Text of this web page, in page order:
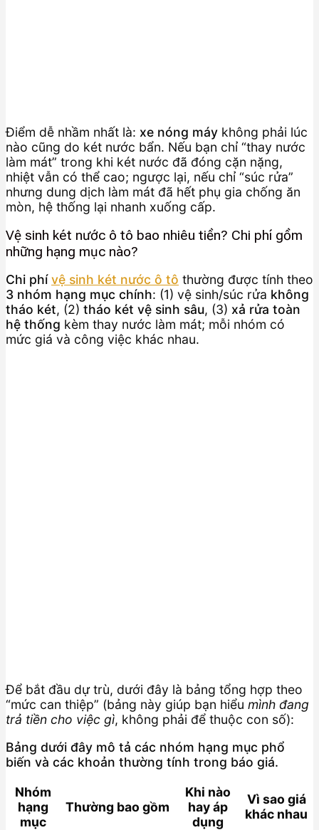
Điểm dễ nhầm nhất là: xe nóng máy không phải lúc
nào cũng do két nước bẩn. Nếu bạn chỉ “thay nước
làm mát” trong khi két nước đã đóng cặn nặng,
nhiệt vẫn có thể cao; ngược lại, nếu chỉ “súc rửa”
nhưng dung dịch làm mát đã hết phụ gia chống ăn
mòn, hệ thống lại nhanh xuống cấp.
Vệ sinh két nước ô tô bao nhiêu tiền? Chi phí gồm
những hạng mục nào?
Chi phívệ sinh két nước ô tô thường được tính theo
3 nhóm hạng mục chính: (1) vệ sinh/súc rửa không
tháo két, (2) tháo két vệ sinh sâu, (3) xả rửa toàn
hệ thống kèm thay nước làm mát; mỗi nhóm có
mức giá và công việc khác nhau.
Để bắt đầu dự trù, dưới đây là bảng tổng hợp theo
“mức can thiệp” (bảng này giúp bạn hiểu mình đang
trả tiền cho việc gì, không phải để thuộc con số):
Bảng dưới đây mô tả các nhóm hạng mục phổ
biến và các khoản thường tính trong báo giá.
Nhóm
hạng
mục
Thường bao gồm
Khi nào
hay áp
dụng
Vì sao giá
khác nhau